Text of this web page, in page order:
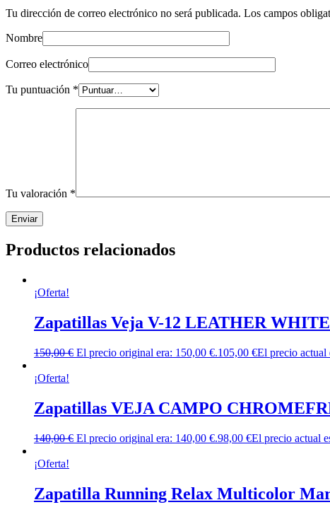
Tu dirección de correo electrónico no será publicada. Los campos
Nombre
Correo electrónico
Tu puntuación *
Tu valoración *
Productos relacionados
¡Oferta!
Zapatillas Veja V-12 LEATHER
150,00€ El precio original era: 150,00 €.105,00 €El precio actual
¡Oferta!
Zapatillas VEJA CAMPO
140,00€ El precio original era: 140,00 €.98,00 €El precio actual
¡Oferta!
Zapatilla Running Relax Multicolor